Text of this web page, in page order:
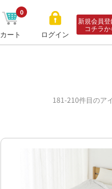
カート
0
ログイン
新規会員
コチラか
181-210件目のア